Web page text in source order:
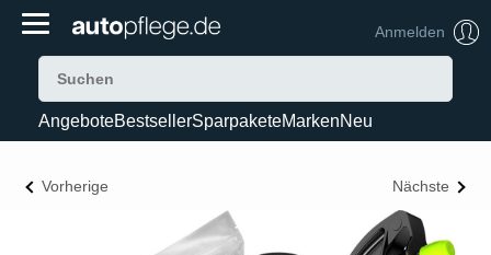
Anmelden
AngeboteBestsellerSparpaketeMarkenNeu
Vorherige Nächste